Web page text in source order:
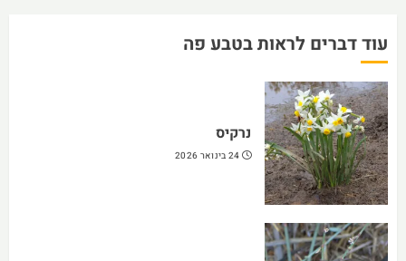
עוד דברים לראות בטבע פה
נרקיס
24 בינואר 2026